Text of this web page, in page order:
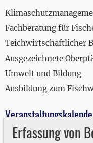
Erfassung von
Fachberatung für
Teichwirtschaftlicher
Ausgezeichnete
Umwelt und Bildung
Ausbildung zum
2019